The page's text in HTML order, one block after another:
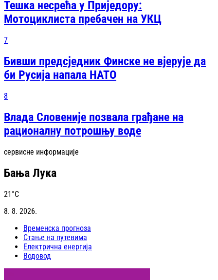
Тешка несрећа у Приједору:
Мотоциклиста пребачен на УКЦ
7
Бивши предсједник Финске не вјерује да
би Русија напала НАТО
8
Влада Словеније позвала грађане на
рационалну потрошњу воде
сервисне информације
Бања Лука
21 °C
8. 8. 2026.
Временска прогноза
Стање на путевима
Електрична енергија
Водовод